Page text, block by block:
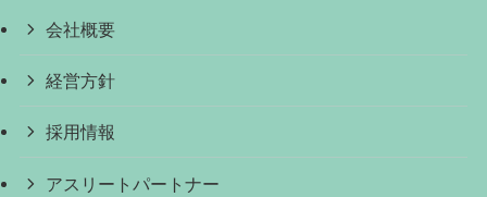
会社概要
経営方針
採用情報
アスリートパートナー